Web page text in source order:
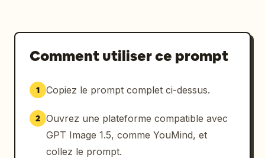
Comment utiliser ce prompt
1 Copiez le prompt complet ci-dessus.
2 Ouvrez une plateforme compatible avec
GPT Image 1.5, comme YouMind, et
collez le prompt.